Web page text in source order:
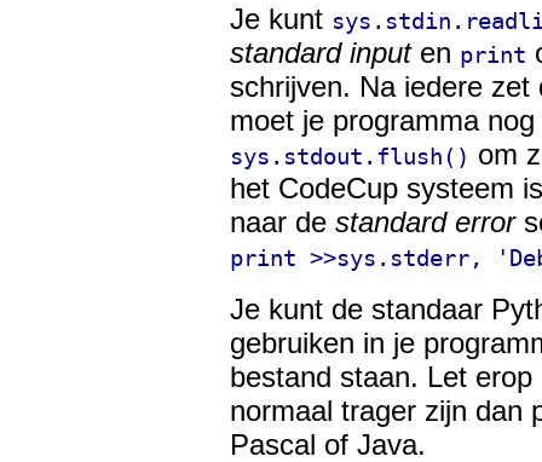
Je kunt
standard inputen print
schrijven. Na iedere
moet je programma
sys.stdout.flush() om
het CodeCup systeem
naar de standard error
print >>sys.stderr,
Je kunt de standaar
gebruiken in je
bestand staan. Let
normaal trager zijn dan
Pascal of Java.